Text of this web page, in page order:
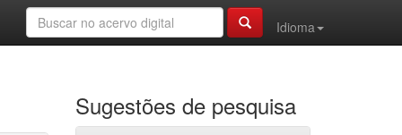
Idioma
Sugestões de pesquisa